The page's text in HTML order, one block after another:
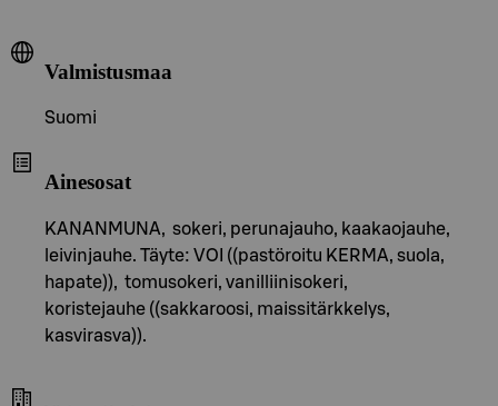
Valmistusmaa
Suomi
Ainesosat
KANANMUNA, sokeri, perunajauho, kaakaojauhe,
leivinjauhe. Täyte: VOI ((pastöroitu KERMA, suola,
hapate)), tomusokeri, vanilliinisokeri,
koristejauhe ((sakkaroosi, maissitärkkelys,
kasvirasva)).